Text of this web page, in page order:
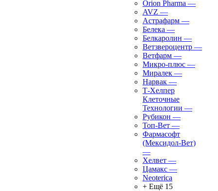
Orion Pharma —
AVZ —
Астрафарм —
Белека —
Белкаролин —
Ветзвероцентр —
Ветфарм —
Микро-плюс —
Миралек —
Нарвак —
Т-Хелпер
Клеточные
Технологии —
Рубикон —
Топ-Вет —
Фармасофт
(Мексидол-Вет)
—
Хелвет —
Цамакс —
Neoterica
+ Ещё 15